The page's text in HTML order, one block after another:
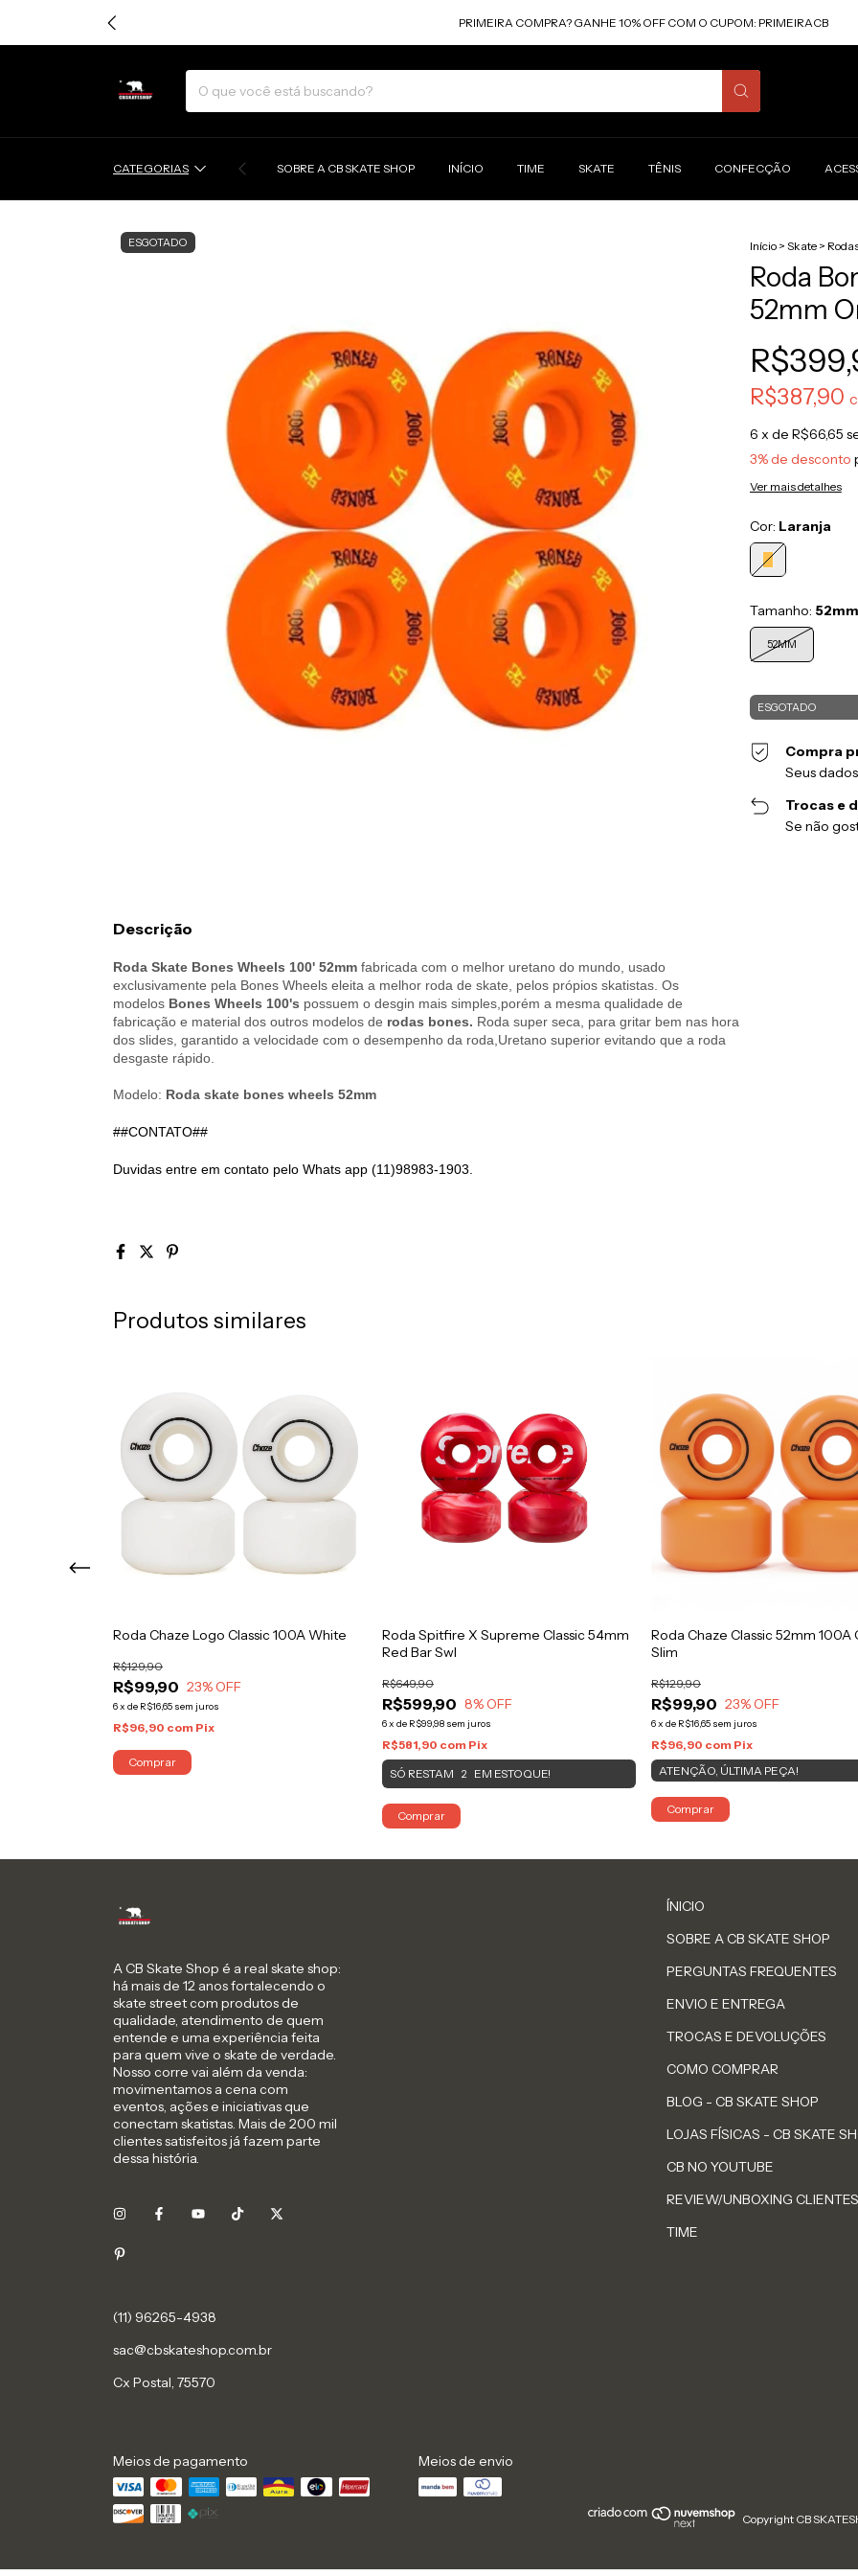
PRIMEIRA COMPRA? GANHE 10% OFF COM O CUPOM: PRIMEIRACB
CATEGORIAS SOBRE A CB SKATE SHOP INÍCIO TIME SKATE TÊNIS CONFECÇÃO
ESGOTADO Início > Skate >
Roda
52mm
R$387,90
6 x de R$66,65
3% de desconto
Ver mais detalhes
Cor: Laranja
Tamanho: 52mm
52MM
Compra
Seus
Trocas e
Se não
Descrição
Roda Skate Bones Wheels 100' 52mm fabricada com o melhor uretano do mundo, usado
exclusivamente pela Bones Wheels eleita a melhor roda de skate, pelos própios skatistas. Os
modelos Bones Wheels 100's possuem o desgin mais simples,porém a mesma qualidade de
fabricação e material dos outros modelos de rodas bones. Roda super seca, para gritar bem nas hora
dos slides, garantido a velocidade com o desempenho da roda,Uretano superior evitando que a roda
desgaste rápido.
Modelo: Roda skate bones wheels 52mm
##CONTATO##
Duvidas entre em contato pelo Whats app (11)98983-1903.
Produtos similares
Roda Chaze Logo Classic 100A White
R$99,90
R$129,90
23% OFF
6x de R$16,65 sem juros
R$96,90 com Pix
Comprar
Roda Spitfire X Supreme Classic 54mm
Red Bar Swl
R$599,90
R$649,90
8% OFF
6x de R$99,98 sem juros
R$581,90 com Pix
SÓ RESTAM 2 EM ESTOQUE!
Comprar
Roda Chaze Classic 52mm 100A
Slim
R$99,90
R$129,90
23% OFF
6x de R$16,65 sem juros
R$96,90 com Pix
ATENÇÃO, ÚLTIMA PEÇA!
Comprar
A CB Skate Shop é a real skate shop:
há mais de 12 anos fortalecendo o
skate street com produtos de
qualidade, atendimento de quem
entende e uma experiência feita
para quem vive o skate de verdade.
Nosso corre vai além da venda:
movimentamos a cena com
eventos, ações e iniciativas que
conectam skatistas. Mais de 200 mil
clientes satisfeitos já fazem parte
dessa história.
sac@cbskateshop.com.br
Cx Postal, 75570
ÍNICIO
SOBRE A CB SKATE SHOP
PERGUNTAS FREQUENTES
ENVIO E ENTREGA
TROCAS E DEVOLUÇÕES
COMO COMPRAR
BLOG - CB SKATE SHOP
LOJAS FÍSICAS - CB SKATE
CB NO YOUTUBE
REVIEW/UNBOXING CLIENTES
TIME
Meios de pagamento Meios de envio
Copyright CB